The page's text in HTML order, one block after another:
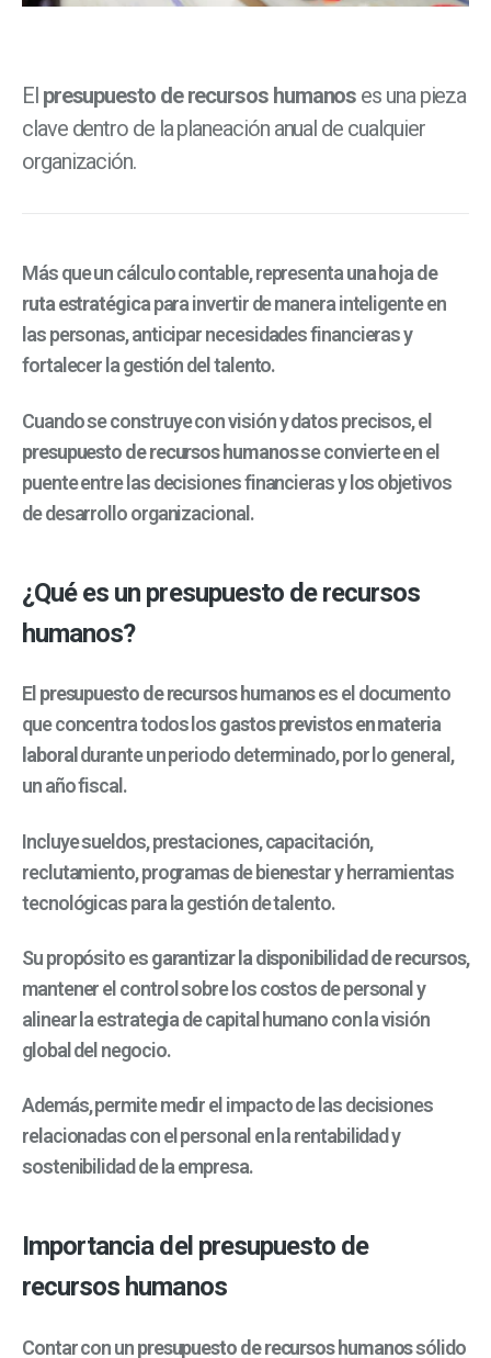
El presupuesto de recursos humanos es una pieza
clave dentro de la planeación anual de cualquier
organización.
Más que un cálculo contable, representauna hoja de
ruta estratégicapara invertir de manera inteligente en
las personas, anticipar necesidades financieras y
fortalecer la gestión del talento.
Cuando se construye con visión y datos precisos, el
presupuesto de recursos humanosse convierte en el
puente entre las decisiones financieras y los objetivos
de desarrollo organizacional.
¿Qué es un presupuesto de recursos
humanos?
El presupuesto de recursos humanoses el documento
que concentra todos losgastos previstos en materia
laboral durante un periodo determinado, por lo general,
un año fiscal.
Incluye sueldos, prestaciones, capacitación,
reclutamiento, programas de bienestar y herramientas
tecnológicas para la gestión de talento.
Su propósito esgarantizar la disponibilidad de recursos,
mantener el control sobre los costos de personal y
alinear la estrategia de capital humano con la visión
global del negocio.
Además, permite medir el impacto de las decisiones
relacionadas con el personal en la rentabilidad y
sostenibilidad de la empresa.
Importancia del presupuesto de
recursos humanos
Contar con unpresupuesto de recursos humanossólido